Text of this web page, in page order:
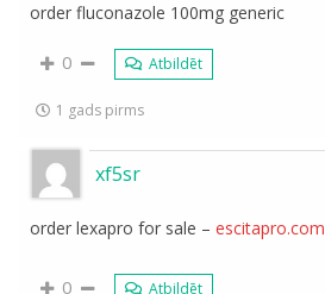
order fluconazole 100mg generic
0 Atbildēt
1 gads pirms
xf5sr
order lexapro for sale –escitapro.com
0 Atbildēt